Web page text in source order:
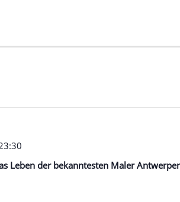
Leben der bekanntesten Maler